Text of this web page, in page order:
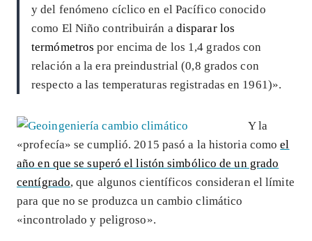
y del fenómeno cíclico en el Pacífico conocido
como El Niño contribuirán a disparar los
termómetros por encima de los 1,4 grados con
relación a la era preindustrial (0,8 grados con
respecto a las temperaturas registradas en 1961)».
Y la
«profecía» se cumplió. 2015 pasó a la historia comoel
año en que se superó el listón simbólico de un grado
centígrado, que algunos científicos consideran el límite
para que no se produzca un cambio climático
«incontrolado y peligroso».